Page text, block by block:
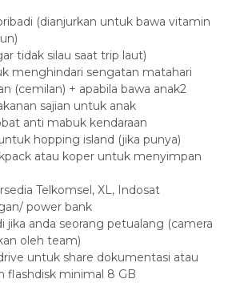
(dianjurkan untuk bawa vitamin
tidak silau saat trip laut)
menghindari sengatan matahari
(cemilan) + apabila bawa anak2
sajian untuk anak
anti mabuk kendaraan
hopping island (jika punya)
atau koper untuk menyimpan
Telkomsel, XL, Indosat
power bank
jika anda seorang petualang (camera
oleh team)
untuk share dokumentasi atau
flashdisk minimal 8 GB